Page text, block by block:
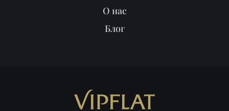
О нас
Блог